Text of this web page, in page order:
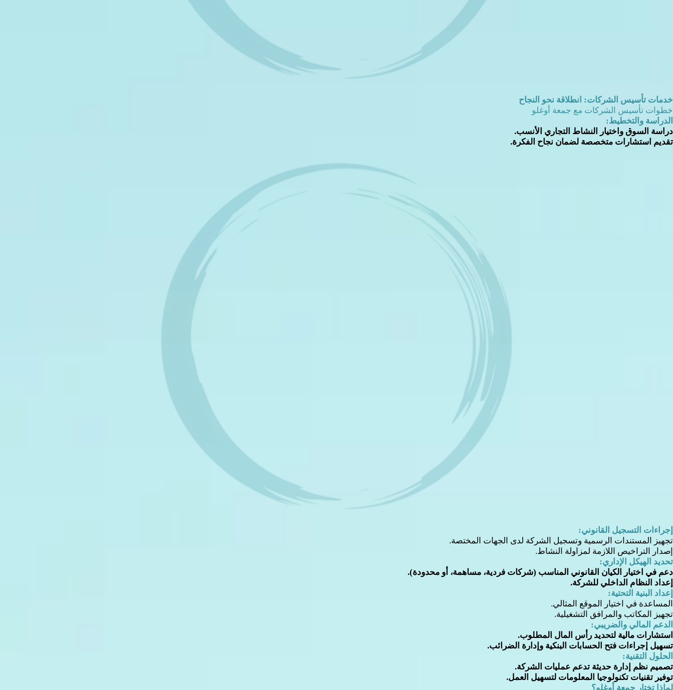
خدمات تأسيس الشركات: انطلاقة نحو النجاح
خطوات تأسيس الشركات مع جمعة أوغلو
الدراسة والتخطيط:
دراسة السوق واختيار النشاط التجاري الأنسب.
تقديم استشارات متخصصة لضمان نجاح الفكرة.
إجراءات التسجيل القانوني:
تجهيز المستندات الرسمية وتسجيل الشركة لدى الجهات المختصة.
إصدار التراخيص اللازمة لمزاولة النشاط.
تحديد الهيكل الإداري:
دعم في اختيار الكيان القانوني المناسب (شركات فردية، مساهمة، أو محدودة).
إعداد النظام الداخلي للشركة.
إعداد البنية التحتية:
المساعدة في اختيار الموقع المثالي.
تجهيز المكاتب والمرافق التشغيلية.
الدعم المالي والضريبي:
استشارات مالية لتحديد رأس المال المطلوب.
تسهيل إجراءات فتح الحسابات البنكية وإدارة الضرائب.
الحلول التقنية:
تصميم نظم إدارة حديثة تدعم عمليات الشركة.
توفير تقنيات تكنولوجيا المعلومات لتسهيل العمل.
لماذا تختار جمعة أوغلو؟